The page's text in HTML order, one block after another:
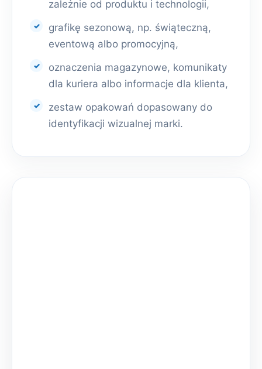
zależnie od produktu i technologii,
grafikę sezonową, np. świąteczną,
eventową albo promocyjną,
oznaczenia magazynowe, komunikaty
dla kuriera albo informacje dla klienta,
zestaw opakowań dopasowany do
identyfikacji wizualnej marki.